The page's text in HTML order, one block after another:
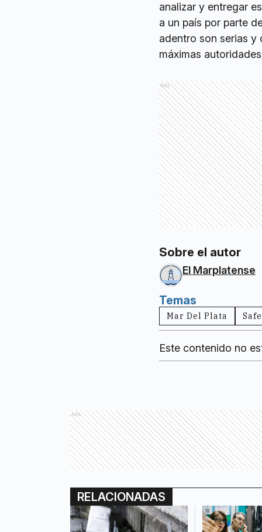
analizar y entregar
a un país por parte
adentro son serias y
máximas
Ads
Sobre el autor
El Marplatense
Temas
Mar Del Plata
Este contenido no
Ads
RELACIONADAS